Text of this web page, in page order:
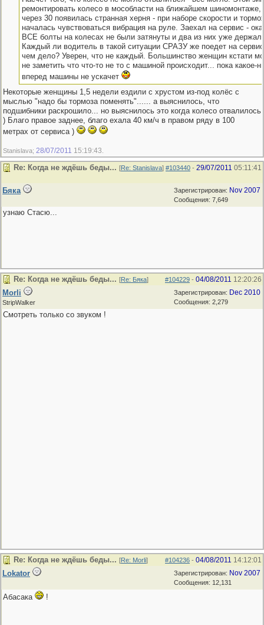
ремонтировать колесо в мособласти на ближайшем шиномонтаже,
через 30 появилась странная херня - при наборе скорости и
началась чувствоваться вибрация на руле. Заехал на сервис -
ВСЕ болты на колесах не были затянуты и два из них уже
Каждый ли водитель в такой ситуации СРАЗУ же поедет на
чем дело? Уверен, что не каждый. Большинство женщин кстати
не заметить что что-то не то с машиной происходит... пока какое-
вперед машины не ускачет
Некоторые женщины 1,5 недели ездили с хрустом из-под колёс с
мыслью "надо бы тормоза поменять"...... а выяснилось, что
подшибники раскрошило... но выяснилось это когда колесо отвалилось
) Благо правое заднее, благо ехала 40 км/ч в правом ряду в 100
метрах от сервиса )
Stanislava; 28/07/2011 15:19:43
#103440 - 29/07/2011 05:11:41
Re: Когда не ждёшь беды... [Re: Stanislava]
Зарегистрирован: Nov 2007
Сообщения: 7,649
Бяка
узнаю Стасю...
#104229 - 04/08/2011 12:20:26
Re: Когда не ждёшь беды... [Re: Бяка]
Зарегистрирован: Dec 2010
Сообщения: 2,279
Morli
StripWalker
Смотреть только со звуком !
#104236 - 04/08/2011 14:12:01
Re: Когда не ждёшь беды... [Re: Morli]
Зарегистрирован: Nov 2007
Сообщения: 12,131
Lokator
Абасака !